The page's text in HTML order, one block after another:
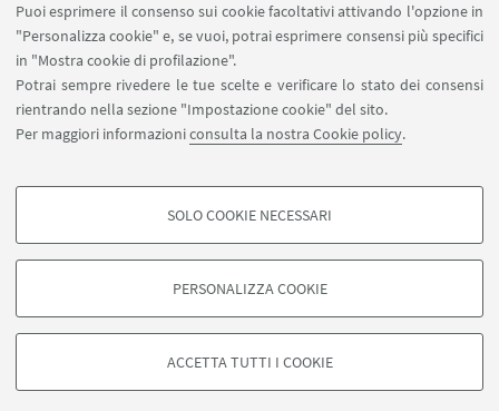
Puoi esprimere il consenso sui cookie facoltativi attivando l'opzione in
"Personalizza cookie" e, se vuoi, potrai esprimere consensi più specifici
in "Mostra cookie di profilazione".
Potrai sempre rivedere le tue scelte e verificare lo stato dei consensi
rientrando nella sezione "Impostazione cookie" del sito.
Per maggiori informazioniconsulta la nostra Cookie policy.
COOKIE DI PROFILAZIONE - FACOLTATIVI
degli utenti, creare profili in base al loro comportamento sul sito, per analisi
di marketing.
Google/Youtube Video
SOLO COOKIE NECESSARI
PERSONALIZZA COOKIE
ACCETTA TUTTI I COOKIE
Contatti
©Copyright 2026 - ALMA MATER STUDIORUM - Università di
Privacy- Note legali-Impostazioni Cookie